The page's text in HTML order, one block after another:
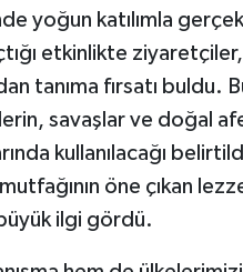
yoğun katılımla
etkinlikte
tanıma fırsatı buldu.
savaşlar ve doğal
kullanılacağı
öne çıkan
ilgi gördü.